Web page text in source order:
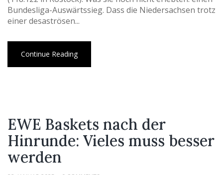
Bundesliga-Auswärtssieg. Dass die Niedersachsen trotz
einer desaströsen...
Continue Reading
EWE Baskets nach der
Hinrunde: Vieles muss besser
werden